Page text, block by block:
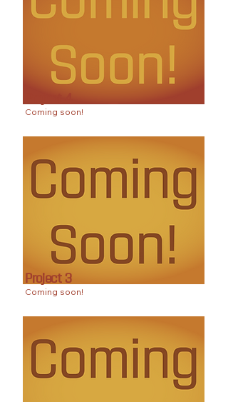
Coming soon!
Project 3
Coming soon!